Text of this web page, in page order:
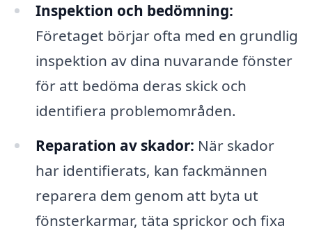
Inspektion och bedömning:
Företaget börjar ofta med en grundlig
inspektion av dina nuvarande fönster
för att bedöma deras skick och
identifiera problemområden.
Reparation av skador: När skador
har identifierats, kan fackmännen
reparera dem genom att byta ut
fönsterkarmar, täta sprickor och fixa